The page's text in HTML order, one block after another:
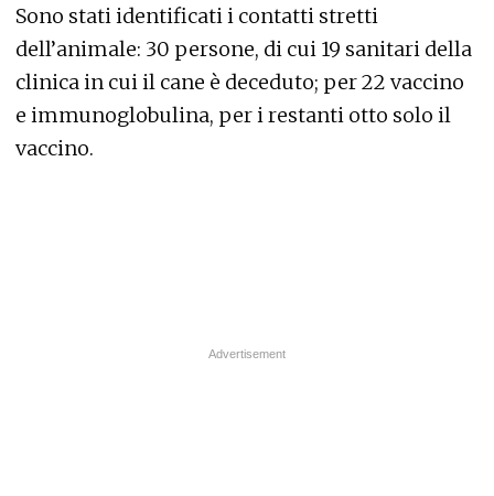
Sono stati identificati i contatti stretti
dell’animale: 30 persone, di cui 19 sanitari della
clinica in cui il cane è deceduto; per 22 vaccino
e immunoglobulina, per i restanti otto solo il
vaccino.